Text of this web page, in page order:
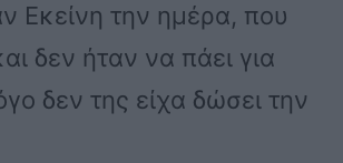
Εκείνη την ημέρα, που
δεν ήταν να πάει για
δεν της είχα δώσει την